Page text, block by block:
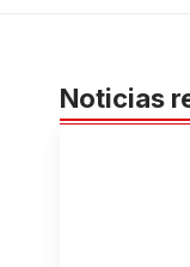
Noticias